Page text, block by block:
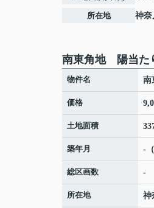
所在地 神奈
南東角地 陽当
物件名
価格
土地面積
築年月 -（
総区画数 -
所在地 神